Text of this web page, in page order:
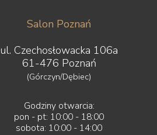
Salon Poznań
ul. Czechosłowacka 106a
61-476 Poznań
(Górczyn/Dębiec)
Godziny otwarcia:
pon - pt: 10:00 - 18:00
sobota: 10:00 - 14:00